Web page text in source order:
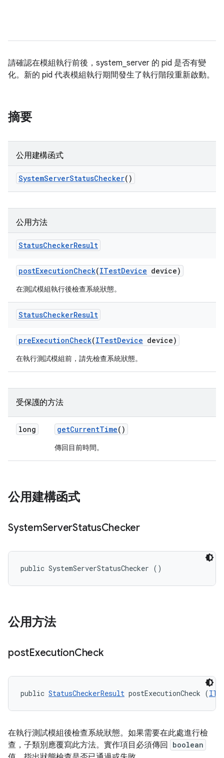
請確認在模組執行前後，system_server 的 pid 是否有變
化。新的 pid 代表模組執行期間發生了執行階段重新啟動。
摘要
公用建構函式
SystemServerStatusChecker()
公用方法
StatusCheckerResult
postExecutionCheck(ITestDevice device)
在測試模組執行後檢查系統狀態。
StatusCheckerResult
preExecutionCheck(ITestDevice device)
在執行測試模組前，請先檢查系統狀態。
受保護的方法
long getCurrentTime()
傳回目前時間。
公用建構函式
SystemServerStatusChecker
public SystemServerStatusChecker ()
公用方法
postExecutionCheck
public StatusCheckerResult postExecutionCheck (
在執行測試模組後檢查系統狀態。如果需要在此處進行檢
查，子類別應覆寫此方法。實作項目必須傳回
boolean